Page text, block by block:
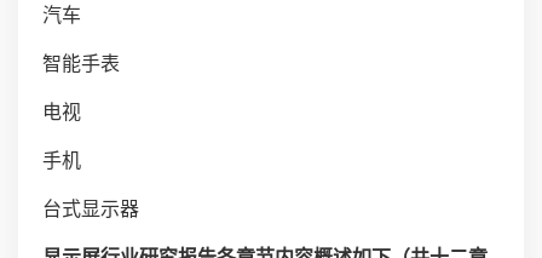
汽车
智能手表
电视
手机
台式显示器